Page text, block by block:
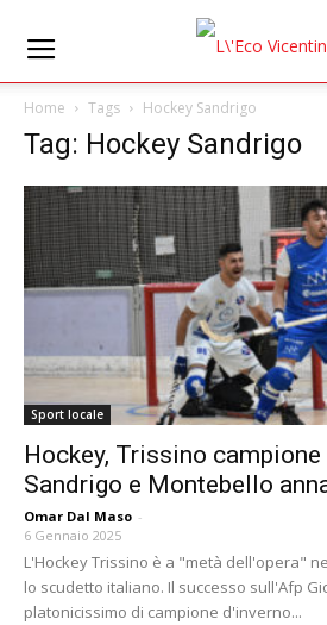
Home Tags Hockey Sandrigo
Tag: Hockey Sandrigo
Sport locale
Hockey, Trissino campione
Sandrigo e Montebello
Omar Dal Maso -
6 Gennaio 2025
L'Hockey Trissino è a "metà dell'opera"
lo scudetto italiano. Il successo sull'Afp
platonicissimo di campione d'inverno...